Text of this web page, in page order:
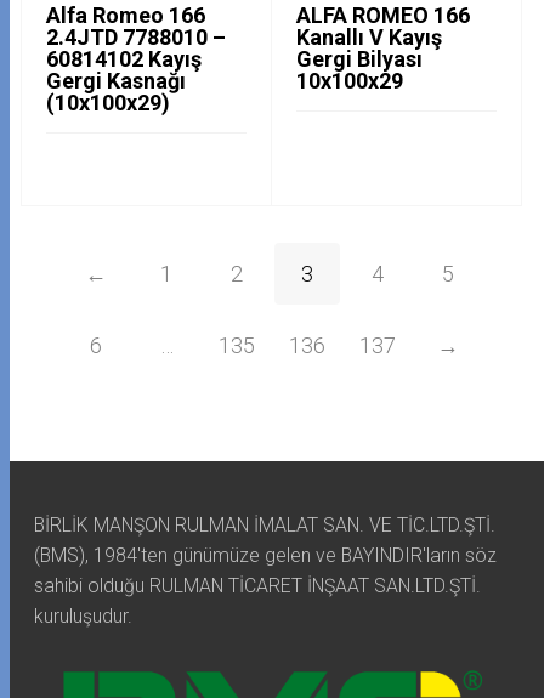
Alfa Romeo 166
2.4JTD 7788010 –
60814102 Kayış
Gergi Kasnağı
(10x100x29)
ALFA ROMEO 166
Kanallı V Kayış
Gergi Bilyası
10x100x29
← 1 2 3 4 5
6 … 135 136 137 →
BİRLİK MANŞON RULMAN İMALAT SAN. VE TİC.LTD.ŞTİ.
(BMS), 1984'ten günümüze gelen ve BAYINDIR'ların söz
sahibi olduğu RULMAN TİCARET İNŞAAT SAN.LTD.ŞTİ.
kuruluşudur.